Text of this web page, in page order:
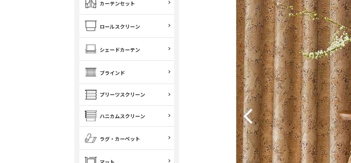
カーテンセット
ロールスクリーン
シェードカーテン
ブラインド
プリーツスクリーン
ハニカムスクリーン
ラグ・カーペット